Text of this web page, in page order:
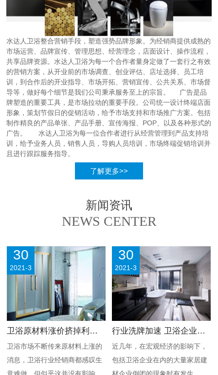
水达人卫浴整合营销手段，塑造强势品牌形象。为经销商提供成熟的
市场运营、品牌宣传、管理思想、经营理念，店面设计、操作流程，
共享品牌资源。水达人卫浴为每一个合作者量身定做了一套行之有效
的营销方案，从开业前的市场调查、创业评估、店址选择、员工培
训，到合作后的开业指导、市场开拓、营销宣传、公共关系、市场督
导等，做好每个细节是我们公司秉承服务至上的宗旨。 广告是品
牌塑造的重要工具，是市场拉动的重要手段。公司统一设计终端店面
形象，策划节假日的促销活动，给予市场支持和市场推广方案。包括
制作精良的产品单张、产品手册、宣传海报、POP、以及各种形式的
广告。 水达人卫浴为每一位合作者进行从经营管理到产品支持培
训，给予业务人员，销售人员，导购人员培训，市场终端促销培训并
且进行跟踪服务指导。
了解更多>>
新闻资讯
NEWS CENTER
30
2021-3
卫浴原材料涨价挤掉利润 未影响终端市场
卫浴市场不断传来原材料上涨的
消息，卫浴行业经销商都感叹生
30
2021-3
行业洗牌加速 卫浴企业须坚守本心不冒进
近几年，在宏观经济的影响下，
包括卫浴企业在内的大量家居建